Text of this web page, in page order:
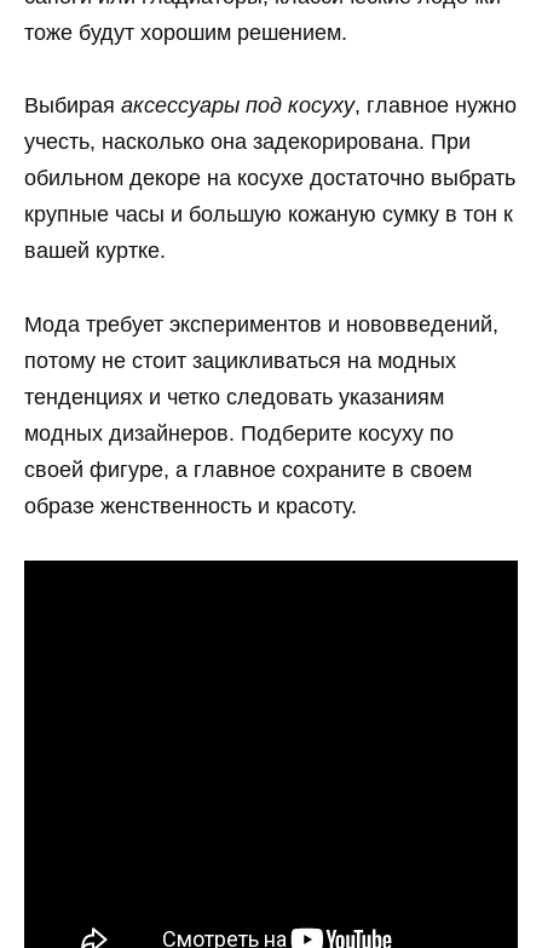
тоже будут хорошим решением.
Выбирая аксессуары под косуху, главное нужно
учесть, насколько она задекорирована. При
обильном декоре на косухе достаточно выбрать
крупные часы и большую кожаную сумку в тон к
вашей куртке.
Мода требует экспериментов и нововведений,
потому не стоит зацикливаться на модных
тенденциях и четко следовать указаниям
модных дизайнеров. Подберите косуху по
своей фигуре, а главное сохраните в своем
образе женственность и красоту.